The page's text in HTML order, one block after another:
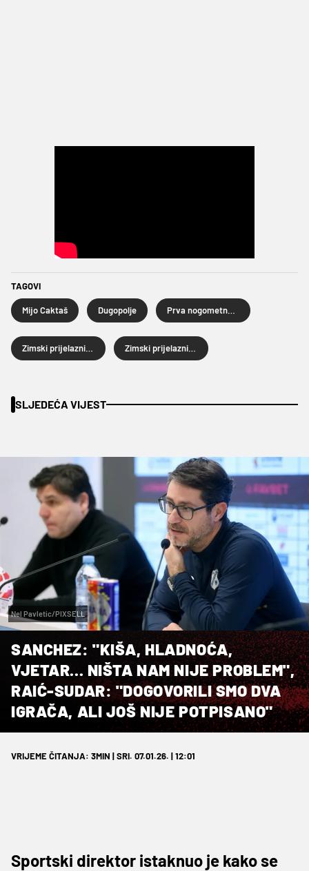
TAGOVI
Mijo Caktaš Dugopolje
SLJEDEĆA VIJEST
Nel Pavletic/PIXSELL
SANCHEZ: "KIŠA, HLADNOĆA,
VJETAR... NIŠTA NAM NIJE PROBLEM",
RAIĆ-SUDAR: "DOGOVORILI SMO DVA
IGRAČA, ALI JOŠ NIJE POTPISANO"
VRIJEME ČITANJA: 3MIN | SRI. 07.01.26. | 12:01
Sportski direktor istaknuo je kako se